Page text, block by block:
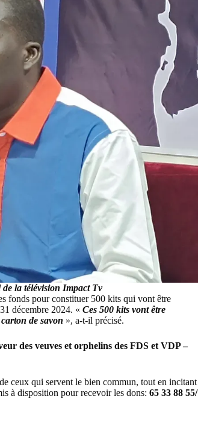
la télévision Impact Tv
fonds pour constituer 500 kits qui vont être
décembre 2024. « Ces 500 kits vont être
de savon », a-t-il précisé.
des veuves et orphelins des FDS et VDP –
ceux qui servent le bien commun, tout en incitant
à disposition pour recevoir les dons: 65 33 88 55/